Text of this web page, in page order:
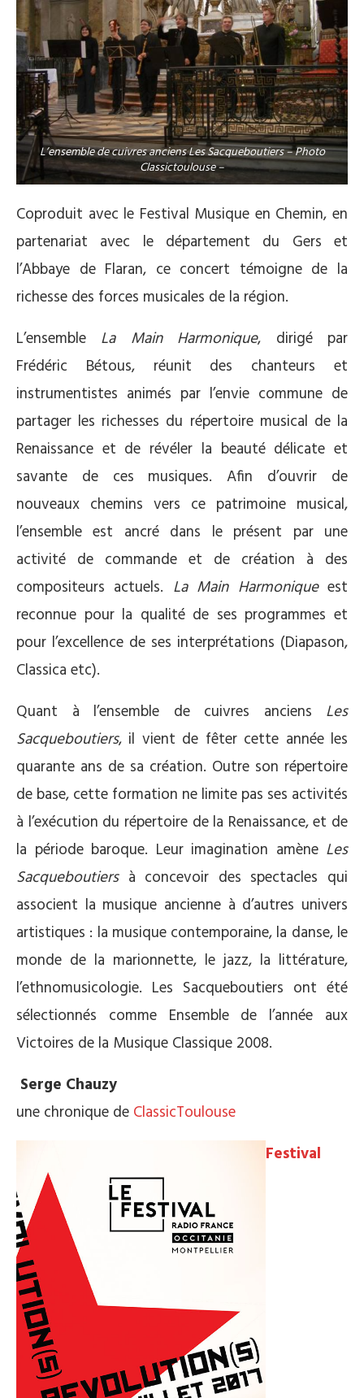
L’ensemble de cuivres anciens Les Sacqueboutiers – Photo
Classictoulouse –
Coproduit avec le Festival Musique en Chemin, en
partenariat avec le département du Gers et
l’Abbaye de Flaran, ce concert témoigne de la
richesse des forces musicales de la région.
L’ensemble La Main Harmonique, dirigé par
Frédéric Bétous, réunit des chanteurs et
instrumentistes animés par l’envie commune de
partager les richesses du répertoire musical de la
Renaissance et de révéler la beauté délicate et
savante de ces musiques. Afin d’ouvrir de
nouveaux chemins vers ce patrimoine musical,
l’ensemble est ancré dans le présent par une
activité de commande et de création à des
compositeurs actuels. La Main Harmoniqueest
reconnue pour la qualité de ses programmes et
pour l’excellence de ses interprétations (Diapason,
Classica etc).
Quant à l’ensemble de cuivres anciens Les
Sacqueboutiers, il vient de fêter cette année les
quarante ans de sa création. Outre son répertoire
de base, cette formation ne limite pas ses activités
à l’exécution du répertoire de la Renaissance, et de
la période baroque. Leur imagination amène Les
Sacqueboutiersà concevoir des spectacles qui
associent la musique ancienne à d’autres univers
artistiques : la musique contemporaine, la danse, le
monde de la marionnette, le jazz, la littérature,
l’ethnomusicologie. Les Sacqueboutiers ont été
sélectionnés comme Ensemble de l’année aux
Victoires de la Musique Classique 2008.
Serge Chauzy
une chronique de ClassicToulouse
Festival